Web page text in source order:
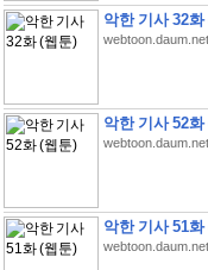
악한 기사 32화
webtoon.daum.net
악한 기사 52화
webtoon.daum.net
악한 기사 51화
webtoon.daum.net